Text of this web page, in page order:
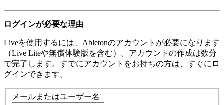
ログインが必要な理由
Liveを使用するには、Abletonのアカウントが必要になります
（Live Liteや無償体験版を含む）。アカウントの作成は数分
で完了します。すでにアカウントをお持ちの方は、すぐにロ
グインできます。
メールまたはユーザー名